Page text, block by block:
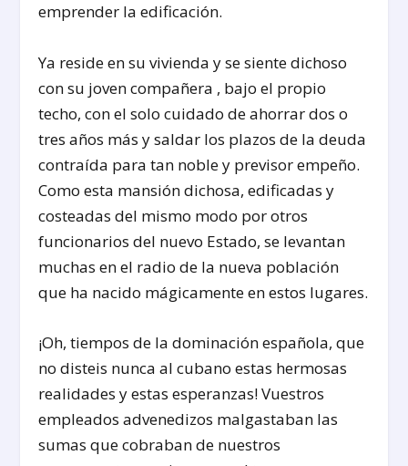
emprender la edificación.
Ya reside en su vivienda y se siente dichoso
con su joven compañera , bajo el propio
techo, con el solo cuidado de ahorrar dos o
tres años más y saldar los plazos de la deuda
contraída para tan noble y previsor empeño.
Como esta mansión dichosa, edificadas y
costeadas del mismo modo por otros
funcionarios del nuevo Estado, se levantan
muchas en el radio de la nueva población
que ha nacido mágicamente en estos lugares.
¡Oh, tiempos de la dominación española, que
no disteis nunca al cubano estas hermosas
realidades y estas esperanzas! Vuestros
empleados advenedizos malgastaban las
sumas que cobraban de nuestros